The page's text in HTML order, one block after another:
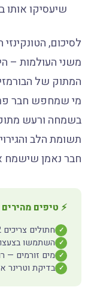
שיעסיקו אותו
לסיכום,
משני העולמות –
המתוק של
מי שמחפש חבר
בשמחה ורעש
תשומת הלב
חבר נאמן שישמח
⚡ טיפים מהירים
✓ חתולים צריכים 12–16 שעות שינה — זה נורמלי לגמרי
✓ השתמשו
✓ מים זורמים —
✓ בדיקת וטרינר